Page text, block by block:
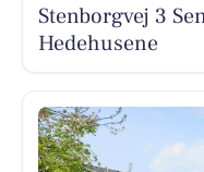
Stenborgvej 3
Hedehusene